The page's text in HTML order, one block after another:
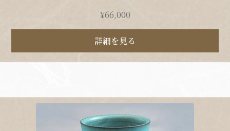
¥66,000
詳細を見る